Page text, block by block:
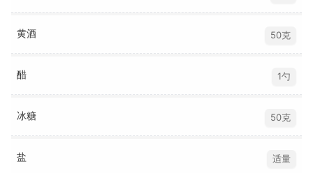
黄酒 50克
醋 1勺
冰糖 50克
盐 适量